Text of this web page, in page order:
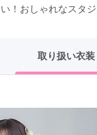
三重県(76)
長野県
新潟県(65)
兵庫県(195)
！おしゃれなスタ
取り扱い衣装